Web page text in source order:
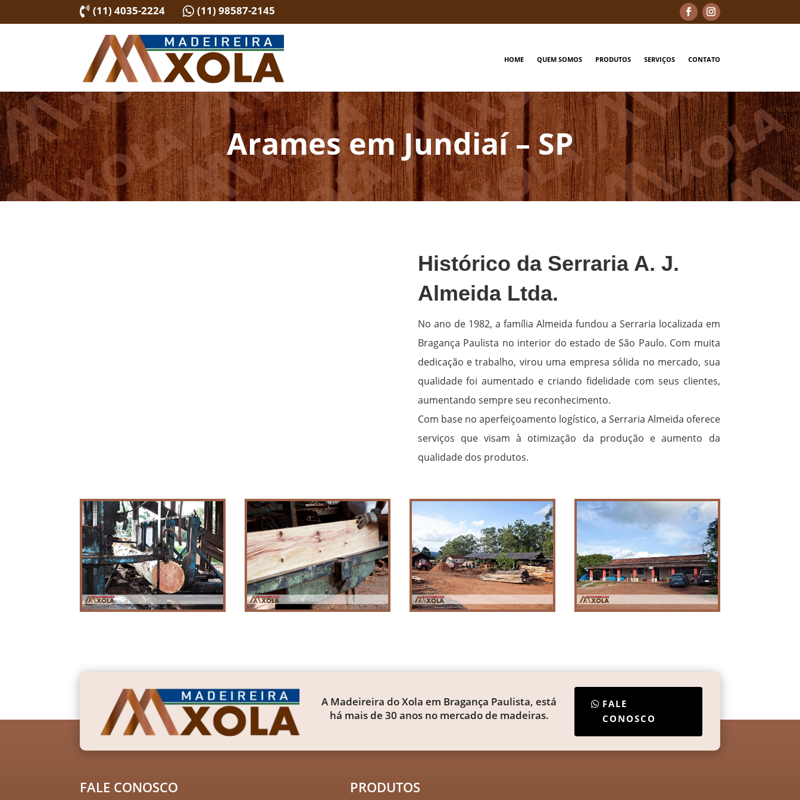
 (11) 4035-2224  (11) 98587-2145
HOME QUEM SOMOS PRODUTOS SERVIÇOS CONTATO
Arames em Jundiaí – SP
Histórico da Serraria A. J.
Almeida Ltda.
No ano de 1982, a família Almeida fundou a Serraria localizada em
Bragança Paulista no interior do estado de São Paulo. Com muita
dedicação e trabalho, virou uma empresa sólida no mercado, sua
qualidade foi aumentado e criando fidelidade com seus clientes,
aumentando sempre seu reconhecimento.
Com base no aperfeiçoamento logístico, a Serraria Almeida oferece
serviços que visam à otimização da produção e aumento da
qualidade dos produtos.
A Madeireira do Xola em Bragança Paulista, está
há mais de 30 anos no mercado de madeiras.
FALE
CONOSCO
FALE CONOSCO PRODUTOS